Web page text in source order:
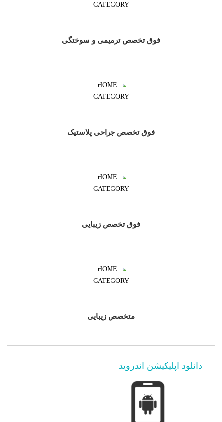
فوق تخصص ترمیمی و سوختگی
فوق تخصص جراحی پلاستیک
فوق تخصص زیبایی
متخصص زیبایی
دانلود اپلیکیشن اندروید